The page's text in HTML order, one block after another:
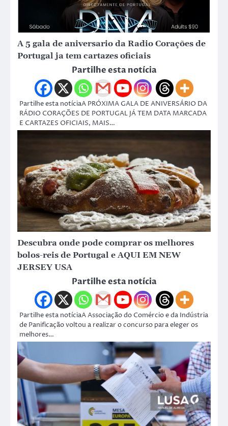
A 5 gala de aniversario da Radio Corações de
Portugal ja tem cartazes oficiais
Partilhe esta notícia
Partilhe esta notíciaA PRÓXIMA GALA DE ANIVERSÁRIO DA
RÁDIO CORAÇÕES DE PORTUGAL JÁ TEM DATA MARCADA
E CARTAZES OFICIAIS, MAIS…
Descubra onde pode comprar os melhores
bolos-reis de Portugal e AQUI EM NEW
JERSEY USA
Partilhe esta notícia
Partilhe esta notíciaA Associação do Comércio e da Indústria
de Panificação voltou a realizar o concurso para eleger os
melhores…